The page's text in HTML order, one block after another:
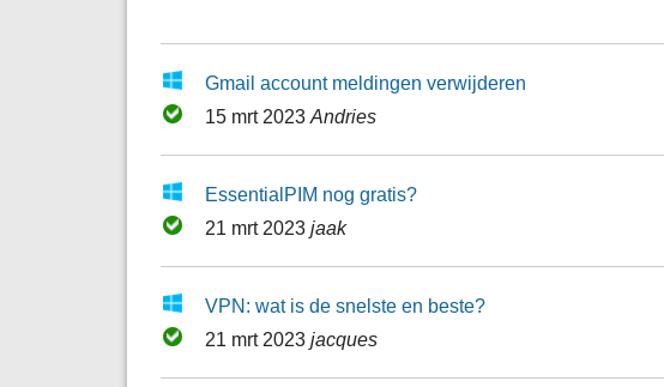
Gmail account meldingen verwijderen
15 mrt 2023 Andries
EssentialPIM nog gratis?
21 mrt 2023 jaak
VPN: wat is de snelste en beste?
21 mrt 2023 jacques